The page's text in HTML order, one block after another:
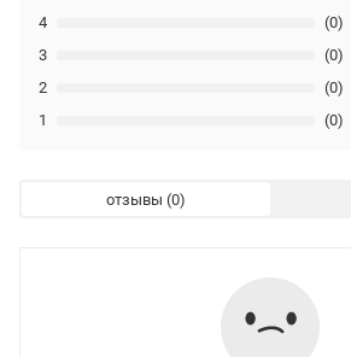
1 (0)
2 (0)
3 (0)
4 (0)
отзывы